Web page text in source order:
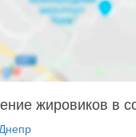
жировиков в